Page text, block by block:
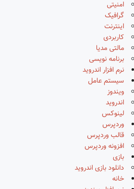
امنیتی
گرافیک
اینترنت
کاربردی
مالتی مدیا
برنامه نویسی
نرم افزار اندروید
سیستم عامل
ویندوز
اندروید
لینوکس
وردپرس
قالب وردپرس
افزونه وردپرس
بازی
دانلود بازی اندروید
خانه